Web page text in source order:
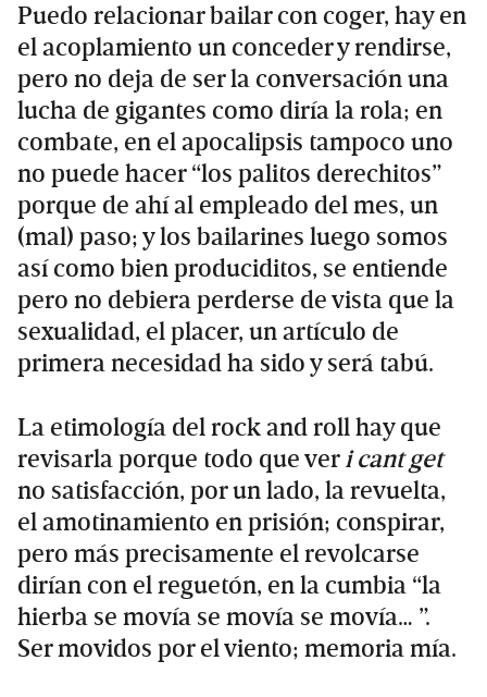
Puedo relacionar bailar con coger, hay en
el acoplamiento un conceder y rendirse,
pero no deja de ser la conversación una
lucha de gigantes como diría la rola; en
combate, en el apocalipsis tampoco uno
no puede hacer “los palitos derechitos”
porque de ahí al empleado del mes, un
(mal) paso; y los bailarines luego somos
así como bien produciditos, se entiende
pero no debiera perderse de vista que la
sexualidad, el placer, un artículo de
primera necesidad ha sido y será tabú.
La etimología del rock and roll hay que
revisarla porque todo que veri cant get
no satisfacción, por un lado, la revuelta,
el amotinamiento en prisión; conspirar,
pero más precisamente el revolcarse
dirían con el reguetón, en la cumbia “la
hierba se movía se movía se movía… ”.
Ser movidos por el viento; memoria mía.